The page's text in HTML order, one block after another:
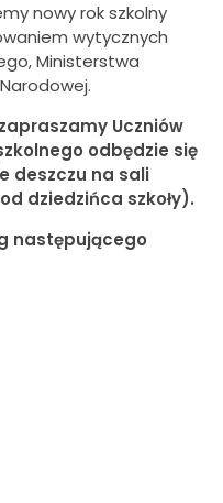
nowy rok szkolny
wytycznych
Ministerstwa
Uczniów
odbędzie się
deszczu na sali
dziedzińca szkoły).
następującego